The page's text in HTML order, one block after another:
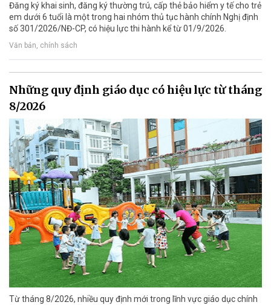
Đăng ký khai sinh, đăng ký thường trú, cấp thẻ bảo hiểm y tế cho trẻ
em dưới 6 tuổi là một trong hai nhóm thủ tục hành chính Nghị định
số 301/2026/NĐ-CP, có hiệu lực thi hành kể từ 01/9/2026.
Văn bản, chính sách
Những quy định giáo dục có hiệu lực từ tháng
8/2026
Từ tháng 8/2026, nhiều quy định mới trong lĩnh vực giáo dục chính